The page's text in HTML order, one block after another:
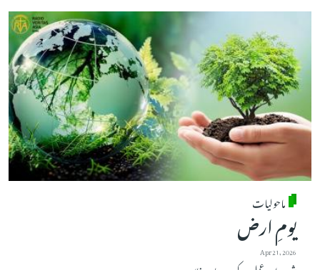
ماحولیات
یومِ ارض
Apr 21, 2026